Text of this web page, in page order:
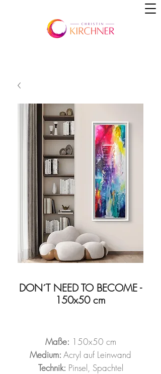
DON´T NEED TO BECOME -
150x50 cm
Maße: 150x50 cm
Medium: Acryl auf Leinwand
Technik: Pinsel, Spachtel